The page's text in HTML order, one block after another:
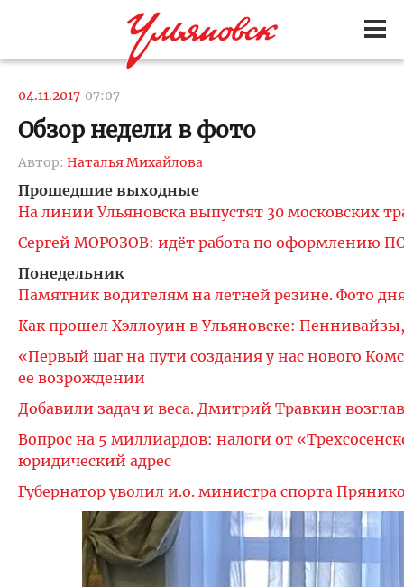
04.11.2017 07:07
Обзор недели в фото
Автор: Наталья Михайлова
Прошедшие выходные
На линии Ульяновска выпустят 30 московских
Сергей МОРОЗОВ: идёт работа по оформлению
Понедельник
Памятник водителям на летней резине. Фото
Как прошел Хэллоуин в Ульяновске:
«Первый шаг на пути создания у нас нового
ее возрождении
Добавили задач и веса. Дмитрий Травкин
Вопрос на 5 миллиардов: налоги от
юридический адрес
Губернатор уволил и.о. министра спорта